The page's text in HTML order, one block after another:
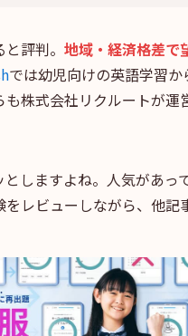
評判。 地域・経済格差で
では幼児向けの英語学習か
も株式会社リクルートが運
しますよね。人気があっ
レビューしながら、他記